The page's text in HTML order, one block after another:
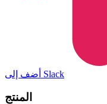
أضف إلى Slack
المنتج